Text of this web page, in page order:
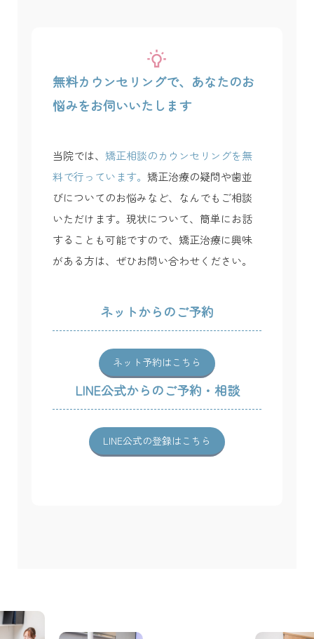
無料カウンセリングで、あなたのお
悩みをお伺いいたします
当院では、 矯正相談のカウンセリングを無
料で行っています。 矯正治療の疑問や歯並
びについてのお悩みなど、なんでもご相談
いただけます。現状について、簡単にお話
することも可能ですので、矯正治療に興味
がある方は、ぜひお問い合わせください。
ネットからのご予約
ネット予約はこちら
LINE公式からのご予約・相談
LINE公式の登録はこちら